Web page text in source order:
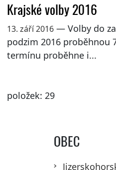
Krajské volby 2016
13. září 2016— Volby do
podzim 2016 proběhnou
termínu proběhne i...
položek: 29
OBEC